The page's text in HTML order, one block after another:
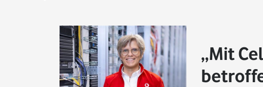
Mit